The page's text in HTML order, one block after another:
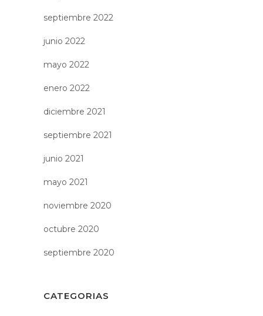
septiembre 2022
junio 2022
mayo 2022
enero 2022
diciembre 2021
septiembre 2021
junio 2021
mayo 2021
noviembre 2020
octubre 2020
septiembre 2020
CATEGORIAS